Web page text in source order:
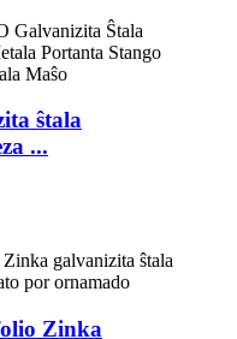
ŝtala
...
Zinka